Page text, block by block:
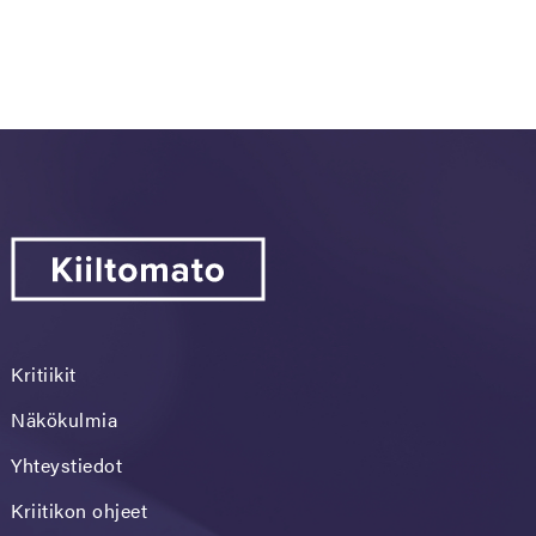
Kritiikit
Näkökulmia
Yhteystiedot
Kriitikon ohjeet